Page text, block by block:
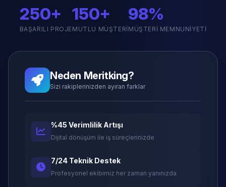
250+
BAŞARILI PROJE
150+
MUTLU MÜŞTERI
98%
MÜŞTERI MEMNUNIYETI
Neden Meritking?
Sizi rakiplerinizden ayıran farklar
%45 Verimlilik Artışı
Dijital dönüşüm ile iş süreçlerinizde
7/24 Teknik Destek
Profesyonel ekibimiz her zaman yanınızda